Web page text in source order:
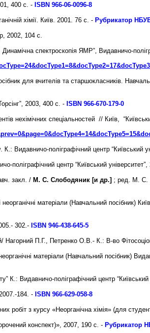
400 с. -ISBN 966-06-0096-8
хімії. Київ. 2001. 76 с. -Рубрикатор
2002, 104 с.
спектроскопія ЯМР”, Видавничо-
для вчителів та старшокласників.
2003, 400 с. - ISBN 966-670-179-0
нехімічних спеціальностей // Київ,
Видавничо-поліграфічний центр “Київський
поліграфічний центр “Київський
закл. / М. С. Слободяник [и др.] ; ред. М. С.
матеріали (Навчальний посібник)
302.- SBN 946-438-645-5
Нагорний П.Г., Петренко О.В.- К.: В-во
матеріали (Навчальний посібник)
К.: Видавничо-поліграфічний центр “Київський
184. - ISBN 966-629-058-8
робіт з курсу «Неорганічна хімія» (для
конспект)», 2007, 190 с. - Рубрикатор